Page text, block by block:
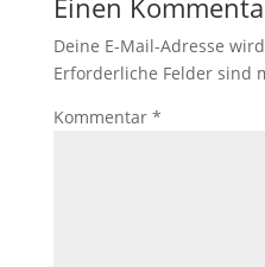
Einen
Deine E-Mail-Adresse
Erforderliche Felder sind
Kommentar *